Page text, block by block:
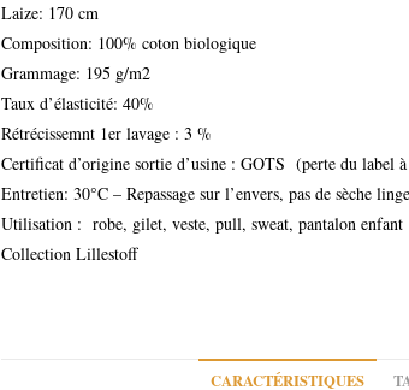
Laize: 170 cm
Composition: 100% coton biologique
Grammage: 195 g/m2
Taux d’élasticité: 40%
Rétrécissemnt 1er lavage : 3 %
Certificat d’origine sortie d’usine : GOTS (perte du label
Entretien: 30°C – Repassage sur l’envers, pas de sèche linge
Utilisation : robe, gilet, veste, pull, sweat, pantalon enfant
Collection Lillestoff
CARACTÉRISTIQUES